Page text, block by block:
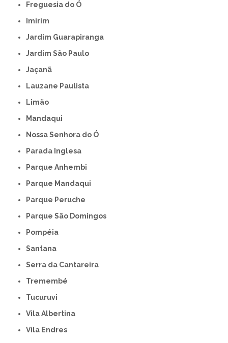
Freguesia do Ó
Imirim
Jardim Guarapiranga
Jardim São Paulo
Jaçanã
Lauzane Paulista
Limão
Mandaqui
Nossa Senhora do Ó
Parada Inglesa
Parque Anhembi
Parque Mandaqui
Parque Peruche
Parque São Domingos
Pompéia
Santana
Serra da Cantareira
Tremembé
Tucuruvi
Vila Albertina
Vila Endres